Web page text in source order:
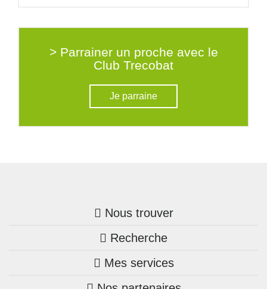
> Parrainer un proche avec le
Club Trecobat
Je parraine
Nous trouver
Trouver une agence
Bretagne
Recherche
Nos annonces
Mes services